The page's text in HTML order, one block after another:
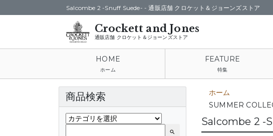
通販店舗 クロケット＆ジョーンズストア
Salcombe 2 -Snuff Suede- -通販店舗 クロケット＆ジョーンズストア
ホーム 特集
ホーム
SUMMER
Salcombe 2 -
商品検索
search